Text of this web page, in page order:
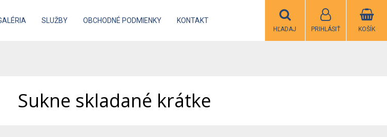
SLUŽBY OBCHODNÉ PODMIENKY KONTAKT
KOŠÍK
PRIHLÁSIŤ
HĽADAJ
Sukne skladané krátke